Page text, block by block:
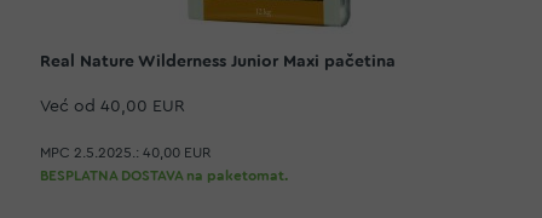
Real Nature Wilderness Junior Maxi pačetina
Već od 40,00 EUR
MPC 2.5.2025.: 40,00 EUR
BESPLATNA DOSTAVA na paketomat.